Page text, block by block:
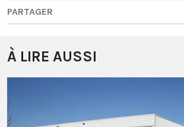
PARTAGER
À LIRE AUSSI